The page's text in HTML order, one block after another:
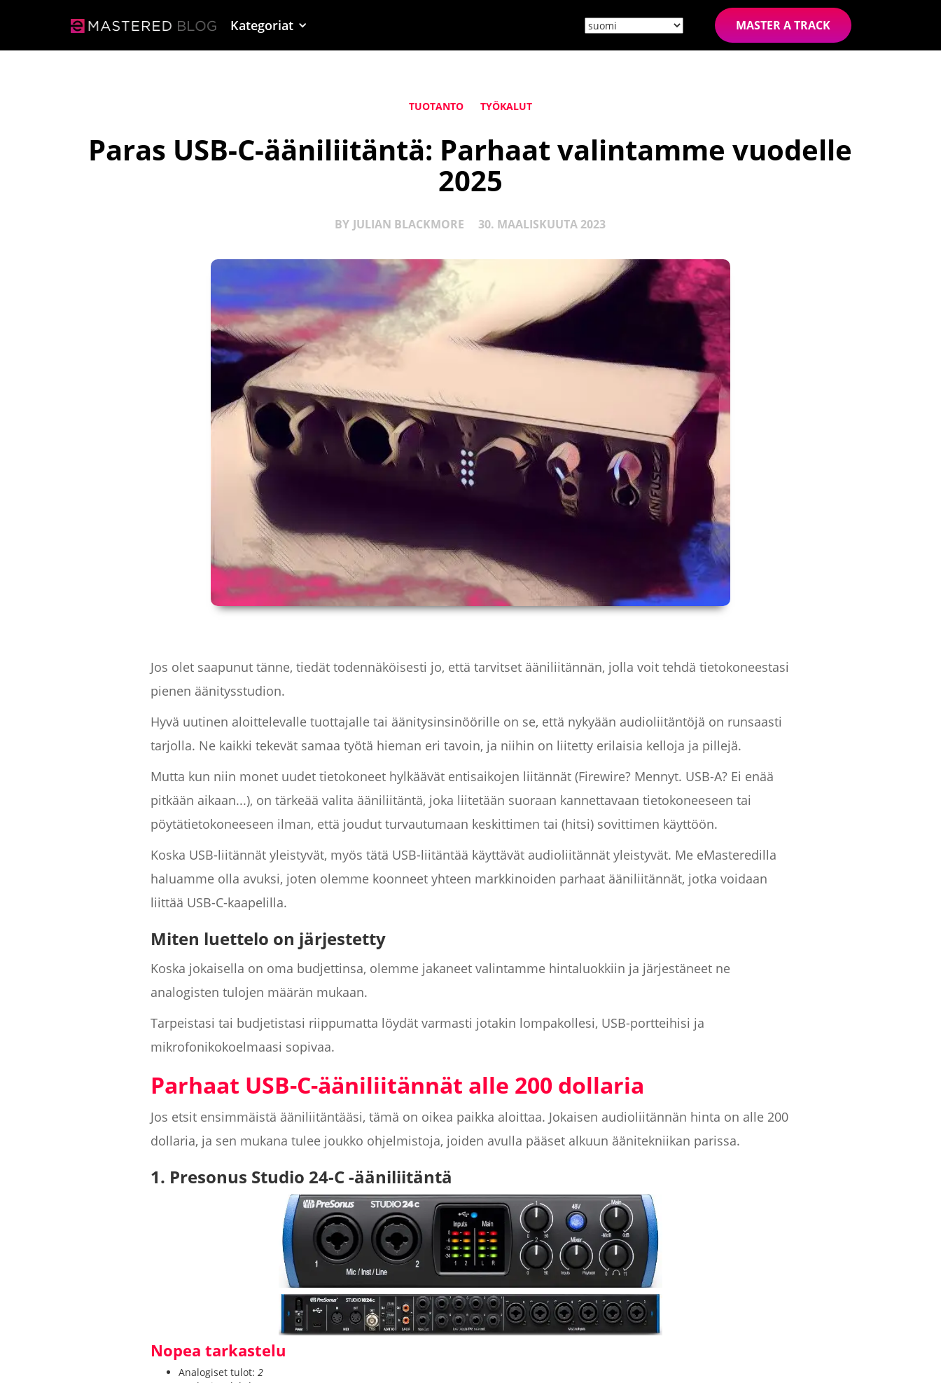
Kategoriat MASTER A TRACK
TUOTANTO TYÖKALUT
Paras USB-C-ääniliitäntä: Parhaat valintamme vuodelle
2025
BY JULIAN BLACKMORE 30. MAALISKUUTA 2023
Jos olet saapunut tänne, tiedät todennäköisesti jo, että tarvitset ääniliitännän, jolla voit tehdä tietokoneestasi
pienen äänitysstudion.
Hyvä uutinen aloittelevalle tuottajalle tai äänitysinsinöörille on se, että nykyään audioliitäntöjä on runsaasti
tarjolla. Ne kaikki tekevät samaa työtä hieman eri tavoin, ja niihin on liitetty erilaisia kelloja ja pillejä.
Mutta kun niin monet uudet tietokoneet hylkäävät entisaikojen liitännät (Firewire? Mennyt. USB-A? Ei enää
pitkään aikaan...), on tärkeää valita ääniliitäntä, joka liitetään suoraan kannettavaan tietokoneeseen tai
pöytätietokoneeseen ilman, että joudut turvautumaan keskittimen tai (hitsi) sovittimen käyttöön.
Koska USB-liitännät yleistyvät, myös tätä USB-liitäntää käyttävät audioliitännät yleistyvät. Me eMasteredilla
haluamme olla avuksi, joten olemme koonneet yhteen markkinoiden parhaat ääniliitännät, jotka voidaan
liittää USB-C-kaapelilla.
Miten luettelo on järjestetty
Koska jokaisella on oma budjettinsa, olemme jakaneet valintamme hintaluokkiin ja järjestäneet ne
analogisten tulojen määrän mukaan.
Tarpeistasi tai budjetistasi riippumatta löydät varmasti jotakin lompakollesi, USB-portteihisi ja
mikrofonikokoelmaasi sopivaa.
Parhaat USB-C-ääniliitännät alle 200 dollaria
Jos etsit ensimmäistä ääniliitäntääsi, tämä on oikea paikka aloittaa. Jokaisen audioliitännän hinta on alle 200
dollaria, ja sen mukana tulee joukko ohjelmistoja, joiden avulla pääset alkuun äänitekniikan parissa.
1. Presonus Studio 24-C -ääniliitäntä
Nopea tarkastelu
Analogiset tulot:2